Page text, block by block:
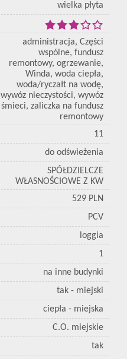
wielka płyta
administracja, Części
wspólne, fundusz
remontowy, ogrzewanie,
Winda, woda ciepła,
woda/ryczałt na wodę,
wywóz nieczystości, wywóz
śmieci, zaliczka na fundusz
remontowy
11
do odświeżenia
SPÓŁDZIELCZE
WŁASNOŚCIOWE Z KW
529 PLN
PCV
loggia
1
na inne budynki
tak - miejski
ciepła - miejska
C.O. miejskie
tak